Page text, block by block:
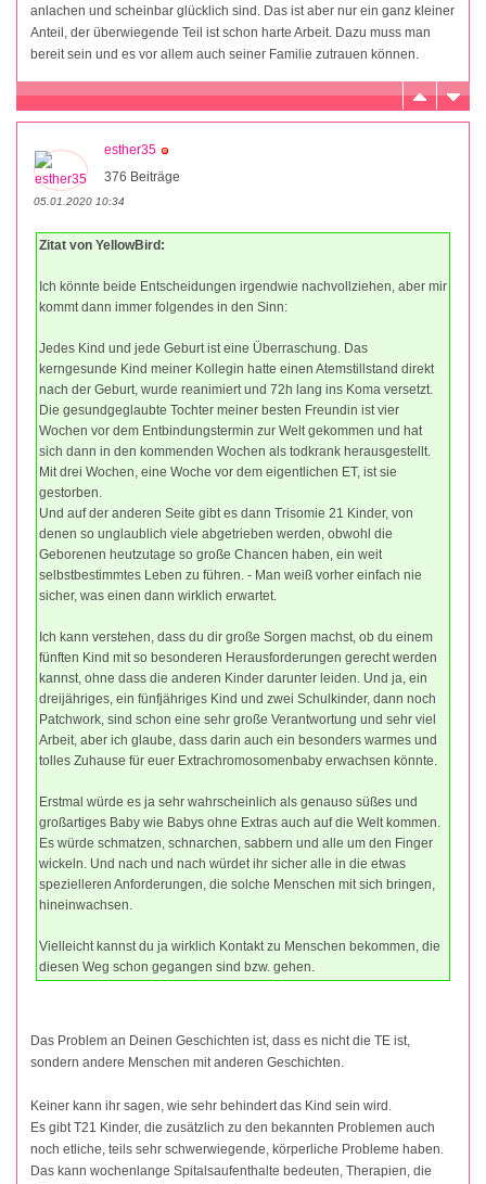
anlachen und scheinbar glücklich sind. Das ist aber nur ein ganz kleiner
Anteil, der überwiegende Teil ist schon harte Arbeit. Dazu muss man
bereit sein und es vor allem auch seiner Familie zutrauen können.
esther35
376 Beiträge
05.01.2020 10:34
Zitat von YellowBird:
Ich könnte beide Entscheidungen irgendwie nachvollziehen, aber mir
kommt dann immer folgendes in den Sinn:
Jedes Kind und jede Geburt ist eine Überraschung. Das
kerngesunde Kind meiner Kollegin hatte einen Atemstillstand direkt
nach der Geburt, wurde reanimiert und 72h lang ins Koma versetzt.
Die gesundgeglaubte Tochter meiner besten Freundin ist vier
Wochen vor dem Entbindungstermin zur Welt gekommen und hat
sich dann in den kommenden Wochen als todkrank herausgestellt.
Mit drei Wochen, eine Woche vor dem eigentlichen ET, ist sie
gestorben.
Und auf der anderen Seite gibt es dann Trisomie 21 Kinder, von
denen so unglaublich viele abgetrieben werden, obwohl die
Geborenen heutzutage so große Chancen haben, ein weit
selbstbestimmtes Leben zu führen. - Man weiß vorher einfach nie
sicher, was einen dann wirklich erwartet.
Ich kann verstehen, dass du dir große Sorgen machst, ob du einem
fünften Kind mit so besonderen Herausforderungen gerecht werden
kannst, ohne dass die anderen Kinder darunter leiden. Und ja, ein
dreijähriges, ein fünfjähriges Kind und zwei Schulkinder, dann noch
Patchwork, sind schon eine sehr große Verantwortung und sehr viel
Arbeit, aber ich glaube, dass darin auch ein besonders warmes und
tolles Zuhause für euer Extrachromosomenbaby erwachsen könnte.
Erstmal würde es ja sehr wahrscheinlich als genauso süßes und
großartiges Baby wie Babys ohne Extras auch auf die Welt kommen.
Es würde schmatzen, schnarchen, sabbern und alle um den Finger
wickeln. Und nach und nach würdet ihr sicher alle in die etwas
spezielleren Anforderungen, die solche Menschen mit sich bringen,
hineinwachsen.
Vielleicht kannst du ja wirklich Kontakt zu Menschen bekommen, die
diesen Weg schon gegangen sind bzw. gehen.
Das Problem an Deinen Geschichten ist, dass es nicht die TE ist,
sondern andere Menschen mit anderen Geschichten.
Keiner kann ihr sagen, wie sehr behindert das Kind sein wird.
Es gibt T21 Kinder, die zusätzlich zu den bekannten Problemen auch
noch etliche, teils sehr schwerwiegende, körperliche Probleme haben.
Das kann wochenlange Spitalsaufenthalte bedeuten, Therapien, die